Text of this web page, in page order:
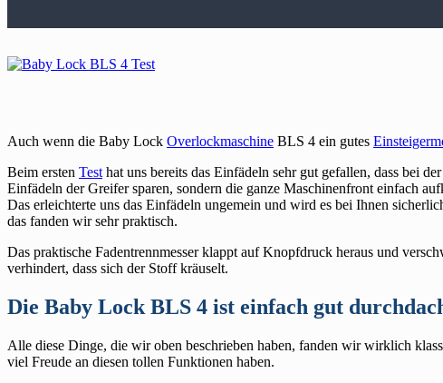
Auch wenn die Baby Lock Overlockmaschine BLS 4 ein gutes
Beim ersten Test hat uns bereits das Einfädeln sehr gut gefallen, dass bei
Einfädeln der Greifer sparen, sondern die ganze Maschinenfront einfach
Das erleichterte uns das Einfädeln ungemein und wird es bei Ihnen
das fanden wir sehr praktisch.
Das praktische Fadentrennmesser klappt auf Knopfdruck heraus und
verhindert, dass sich der Stoff kräuselt.
Die Baby Lock BLS 4 ist einfach gut
Alle diese Dinge, die wir oben beschrieben haben, fanden wir wirklich
viel Freude an diesen tollen Funktionen haben.